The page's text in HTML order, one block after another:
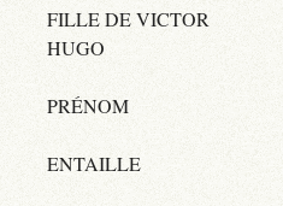
FILLE DE VICTOR
HUGO
PRÉNOM
ENTAILLE